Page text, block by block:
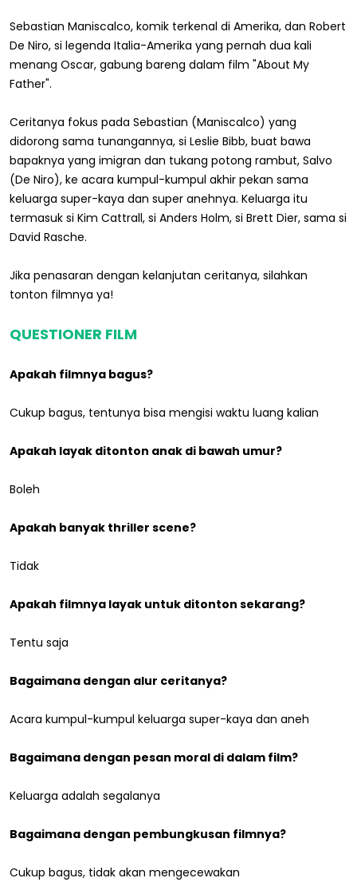
Sebastian Maniscalco, komik terkenal di Amerika, dan Robert
De Niro, si legenda Italia-Amerika yang pernah dua kali
menang Oscar, gabung bareng dalam film "About My
Father".
Ceritanya fokus pada Sebastian (Maniscalco) yang
didorong sama tunangannya, si Leslie Bibb, buat bawa
bapaknya yang imigran dan tukang potong rambut, Salvo
(De Niro), ke acara kumpul-kumpul akhir pekan sama
keluarga super-kaya dan super anehnya. Keluarga itu
termasuk si Kim Cattrall, si Anders Holm, si Brett Dier, sama si
David Rasche.
Jika penasaran dengan kelanjutan ceritanya, silahkan
tonton filmnya ya!
QUESTIONER FILM
Apakah filmnya bagus?
Cukup bagus, tentunya bisa mengisi waktu luang kalian
Apakah layak ditonton anak di bawah umur?
Boleh
Apakah banyak thriller scene?
Tidak
Apakah filmnya layak untuk ditonton sekarang?
Tentu saja
Bagaimana dengan alur ceritanya?
Acara kumpul-kumpul keluarga super-kaya dan aneh
Bagaimana dengan pesan moral di dalam film?
Keluarga adalah segalanya
Bagaimana dengan pembungkusan filmnya?
Cukup bagus, tidak akan mengecewakan